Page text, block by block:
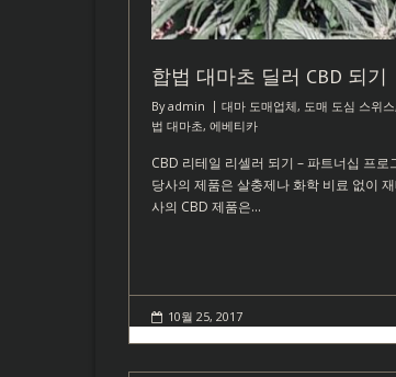
합법 대마초 딜러 CBD 되기
Byadmin 대마 도매업체, 도매 도심 스위스,
법 대마초, 에베티카
CBD 리테일 리셀러 되기 – 파트너십 프
당사의 제품은 살충제나 화학 비료 없이
사의 CBD 제품은…
10월 25, 2017